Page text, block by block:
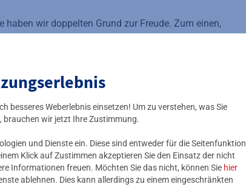
besseres Weberlebnis einsetzen! Um zu verstehen, was Sie
brauchen wir jetzt Ihre Zustimmung.
und Dienste ein. Diese sind entweder für die Seitenfunktion
Klick auf Zustimmen akzeptieren Sie den Einsatz der nicht
Informationen freuen. Möchten Sie das nicht, können Sie hier
ablehnen. Dies kann allerdings zu einem eingeschränkten
wir doppelten Grund zur Freude. Zum einen,
des gemeinnützigen Trinkwasserwald
lässt. Auch lenkt die Bepflanzung mit
Wald, Wasser und Artenvielfalt.“